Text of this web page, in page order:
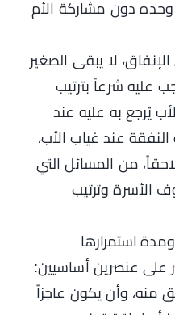
وحده دون مشاركة الأم
لا يبقى الصغير
عليه شرعاً بترتيب
يُرجع به عليه عند
عند غياب الأب،
من المسائل التي
الأسرة وترتيب
استمرارها
على عنصرين أساسيين:
منه، وأن يكون عاجزاً